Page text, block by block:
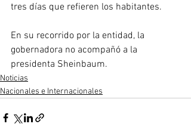
tres días que refieren los habitantes.
En su recorrido por la entidad, la
gobernadora no acompañó a la
presidenta Sheinbaum.
Noticias
Nacionales e Internacionales